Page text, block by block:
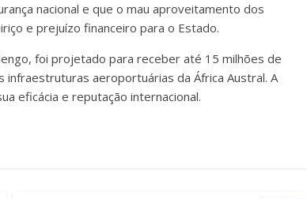
nacional e que o mau aproveitamento dos
e prejuízo financeiro para o Estado.
foi projetado para receber até 15 milhões de
aeroportuárias da África Austral. A
eficácia e reputação internacional.